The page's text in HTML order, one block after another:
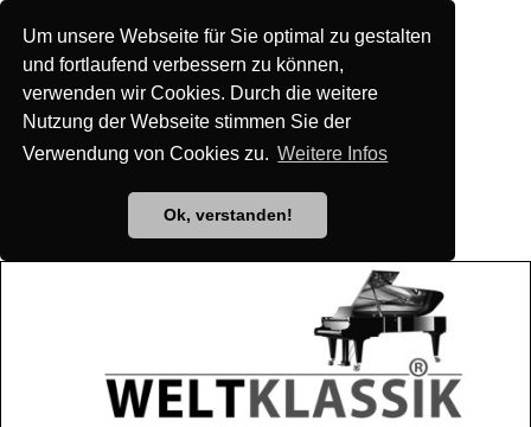
Um unsere Webseite für Sie optimal zu gestalten
und fortlaufend verbessern zu können,
verwenden wir Cookies. Durch die weitere
Nutzung der Webseite stimmen Sie der
Verwendung von Cookies zu. Weitere Infos
Ok, verstanden!